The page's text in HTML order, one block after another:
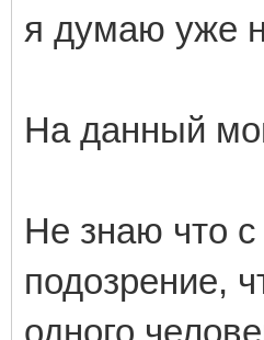
я думаю уже
На данный
Не знаю что
подозрение,
одного